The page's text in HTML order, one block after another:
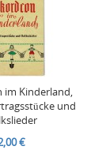
im Kinderland,
und
€